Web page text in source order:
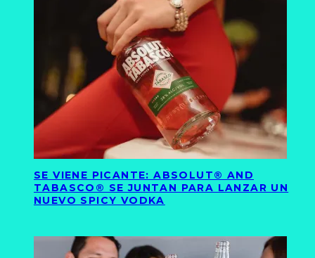
SE VIENE PICANTE: ABSOLUT® AND
TABASCO® SE JUNTAN PARA LANZAR UN
NUEVO SPICY VODKA